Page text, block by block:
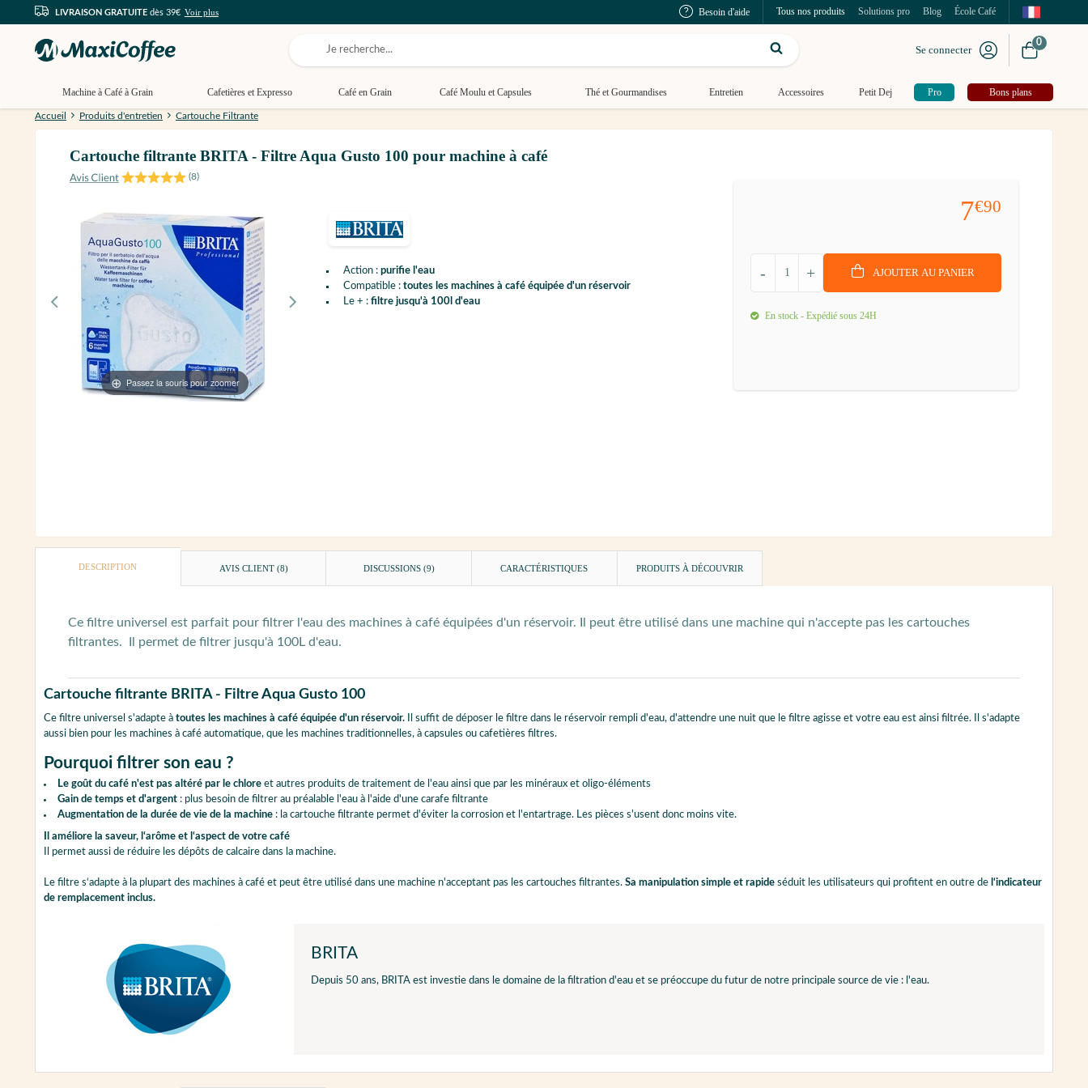
LIVRAISON GRATUITE dès 39€ Voir plus Besoin d'aide Tous nos produits Solutions pro Blog École Café
Se connecter
0
Machine à Café à Grain Cafetières et Expresso Café en Grain Café Moulu et Capsules Thé et Gourmandises Entretien Accessoires Petit Dej Pro Bons plans
Accueil Produits d'entretien Cartouche Filtrante
Cartouche filtrante BRITA - Filtre Aqua Gusto 100 pour machine à café
(8)
Passez la souris pour zoomer
Action : purifie l'eau
Compatible : toutes les machines à café équipée d'un réservoir
Le + : filtre jusqu'à 100l d'eau
7€90
+
- AJOUTER AU PANIER
En stock - Expédié sous 24H
DESCRIPTION AVIS CLIENT (8) DISCUSSIONS (9) CARACTÉRISTIQUES PRODUITS À DÉCOUVRIR
Ce filtre universel est parfait pour filtrer l'eau des machines à café équipées d'un réservoir. Il peut être utilisé dans une machine qui n'accepte pas les cartouches
filtrantes. Il permet de filtrer jusqu'à 100L d'eau.
Cartouche filtrante BRITA - Filtre Aqua Gusto 100
Ce filtre universel s'adapte à toutes les machines à café équipée d'un réservoir. Il suffit de déposer le filtre dans le réservoir rempli d'eau, d'attendre une nuit que le filtre agisse et votre eau est ainsi filtrée. Il s'adapte
aussi bien pour les machines à café automatique, que les machines traditionnelles, à capsules ou cafetières filtres.
Pourquoi filtrer son eau ?
Le goût du café n'est pas altéré par le chlore et autres produits de traitement de l'eau ainsi que par les minéraux et oligo-éléments
Gain de temps et d'argent : plus besoin de filtrer au préalable l'eau à l'aide d'une carafe filtrante
Augmentation de la durée de vie de la machine : la cartouche filtrante permet d'éviter la corrosion et l'entartrage. Les pièces s'usent donc moins vite.
Il améliore la saveur, l‘arôme et l‘aspect de votre café
Il permet aussi de réduire les dépôts de calcaire dans la machine.
Le filtre s‘adapte à la plupart des machines à café et peut être utilisé dans une machine n'acceptant pas les cartouches filtrantes. Sa manipulation simple et rapide séduit les utilisateurs qui profitent en outre de l‘indicateur
de remplacement inclus.
BRITA
Depuis 50 ans, BRITA est investie dans le domaine de la filtration d'eau et se préoccupe du futur de notre principale source de vie : l'eau.